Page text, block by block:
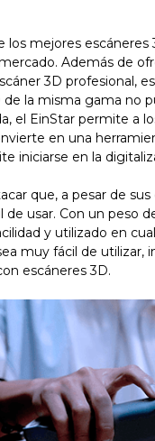
los mejores
Además de
3D profesional,
la misma gama no
el EinStar permite a
en una
iniciarse en la
que, a pesar de
de usar. Con un peso
y utilizado en
muy fácil de utilizar,
escáneres 3D.